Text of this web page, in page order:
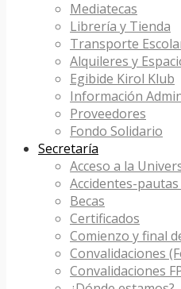
Mediatecas
Librería y Tienda
Transporte
Alquileres y
Egibide Kirol Klub
Información
Proveedores
Fondo Solidario
Secretaría
Acceso a la
Accidentes-
Becas
Certificados
Comienzo y final
Convalidaciones
Convalidaciones